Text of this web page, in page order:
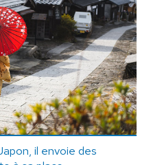
il envoie des